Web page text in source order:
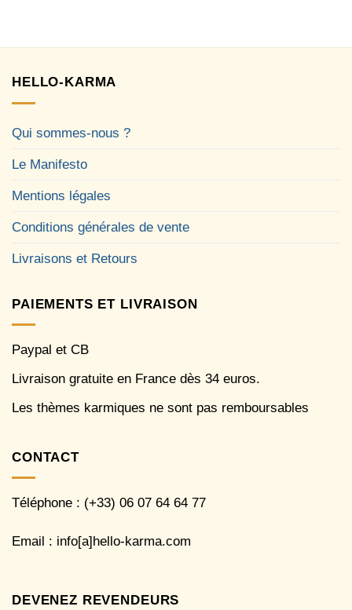
HELLO-KARMA
Qui sommes-nous ?
Le Manifesto
Mentions légales
Conditions générales de vente
Livraisons et Retours
PAIEMENTS ET LIVRAISON
Paypal et CB
Livraison gratuite en France dès 34 euros.
Les thèmes karmiques ne sont pas remboursables
CONTACT
Téléphone : (+33) 06 07 64 64 77
Email : info[a]hello-karma.com
DEVENEZ REVENDEURS